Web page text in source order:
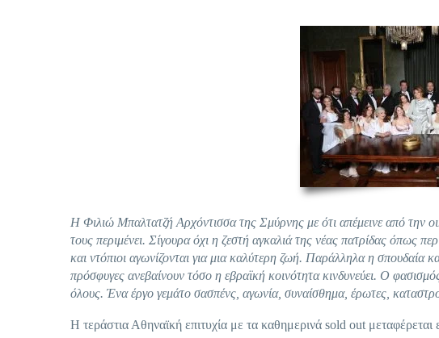
Η Φιλιώ Μπαλτατζή Αρχόντισσα της Σμύρνης με ότι απέμεινε από την
τους περιμένει. Σίγουρα όχι η ζεστή αγκαλιά της νέας πατρίδας όπως
και ντόπιοι αγωνίζονται για μια καλύτερη ζωή. Παράλληλα η σπουδαία
πρόσφυγες ανεβαίνουν τόσο η εβραϊκή κοινότητα κινδυνεύει. Ο
όλους. Ένα έργο γεμάτο σασπένς, αγωνία, συναίσθημα, έρωτες,
Η τεράστια Αθηναϊκή επιτυχία με τα καθημερινά sold out